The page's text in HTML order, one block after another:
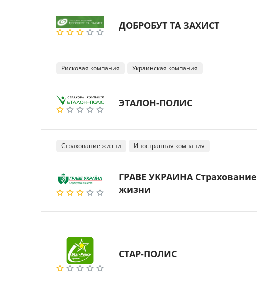
ДОБРОБУТ ТА ЗАХИСТ
Рисковая компания Украинская компания
ЭТАЛОН-ПОЛИС
Страхование жизни Иностранная компания
ГРАВЕ УКРАИНА Страхование
жизни
СТАР-ПОЛИС